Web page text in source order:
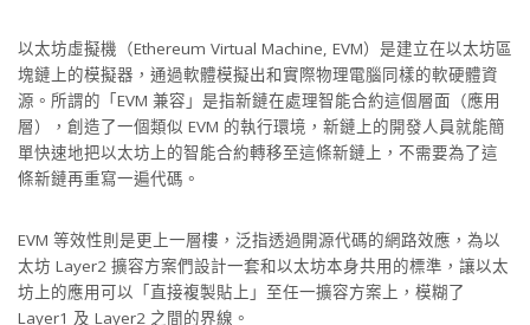
以太坊虛擬機（Ethereum Virtual Machine, EVM）是建立在以太坊區
塊鏈上的模擬器，通過軟體模擬出和實際物理電腦同樣的軟硬體資
源。所謂的「EVM 兼容」是指新鏈在處理智能合約這個層面（應用
層），創造了一個類似 EVM 的執行環境，新鏈上的開發人員就能簡
單快速地把以太坊上的智能合約轉移至這條新鏈上，不需要為了這
條新鏈再重寫一遍代碼。
EVM 等效性則是更上一層樓，泛指透過開源代碼的網路效應，為以
太坊 Layer2 擴容方案們設計一套和以太坊本身共用的標準，讓以太
坊上的應用可以「直接複製貼上」至任一擴容方案上，模糊了
Layer1 及 Layer2 之間的界線。